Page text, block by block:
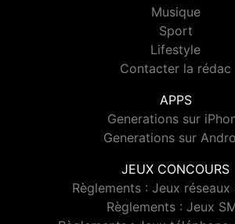
Musique
Sport
Lifestyle
Contacter la rédac
APPS
Generations sur
Generations sur
JEUX CONCOURS
Règlements : Jeux réseaux
Règlements : Jeux